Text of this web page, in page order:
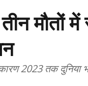
मौतों
2023 तक दुनिया